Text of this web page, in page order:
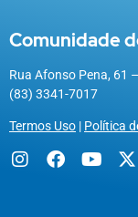
Comunidade
Rua Afonso Pena, 61
(83) 3341-7017
Termos Uso | Política